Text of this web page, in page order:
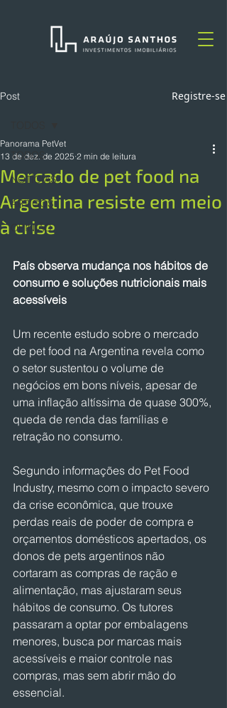
Post Registre-se
TODOS
NOTÍCIAS
ARTIGOS
OPINIÃO
Mercado de pet food na
Argentina resiste em meio
à crise
Panorama PetVet
13 de dez. de 2025 2 min de leitura
País observa mudança nos hábitos de
consumo e soluções nutricionais mais
acessíveis
Um recente estudo sobre o mercado
de pet food na Argentina revela como
o setor sustentou o volume de
negócios em bons níveis, apesar de
uma inflação altíssima de quase 300%,
queda de renda das famílias e
retração no consumo.
Segundo informações do Pet Food
Industry, mesmo com o impacto severo
da crise econômica, que trouxe
perdas reais de poder de compra e
orçamentos domésticos apertados, os
donos de pets argentinos não
cortaram as compras de ração e
alimentação, mas ajustaram seus
hábitos de consumo. Os tutores
passaram a optar por embalagens
menores, busca por marcas mais
acessíveis e maior controle nas
compras, mas sem abrir mão do
essencial.